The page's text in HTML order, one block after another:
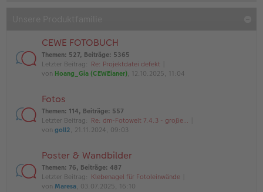
CEWE FOTOBUCH
Themen: 527, Beiträge: 5365
Letzter Beitrag: Re: Projektdatei defekt
von Hoang_Gia (CEWEianer), 12.10.2025, 11:04
Fotos
Themen: 114, Beiträge: 557
Letzter Beitrag: Re: dm-Fotowelt 7.4.3 - große…
von goll2, 21.11.2024, 09:03
Poster & Wandbilder
Themen: 76, Beiträge: 487
Letzter Beitrag: Klebenagel für Fotoleinwände
von Maresa, 03.07.2025, 16:10